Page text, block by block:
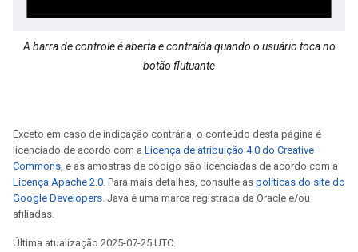
A barra de controle é aberta e contraída quando o usuário toca no
botão flutuante
Exceto em caso de indicação contrária, o conteúdo desta página é
licenciado de acordo com a Licença de atribuição 4.0 do Creative
Commons, e as amostras de código são licenciadas de acordo com a
Licença Apache 2.0. Para mais detalhes, consulte as políticas do site do
Google Developers. Java é uma marca registrada da Oracle e/ou
afiliadas.
Última atualização 2025-07-25 UTC.